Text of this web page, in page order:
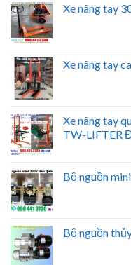
Xe nâng tay
Xe nâng tay
Xe nâng tay
TW-LIFTER
Bộ nguồn
Bộ nguồn